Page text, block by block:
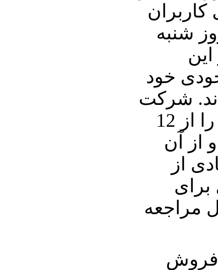
کاربران
شنبه
از این
خود
شرکت
اپل پیش‌فروش iPad را از 12
از آن
از
برای
مراجعه